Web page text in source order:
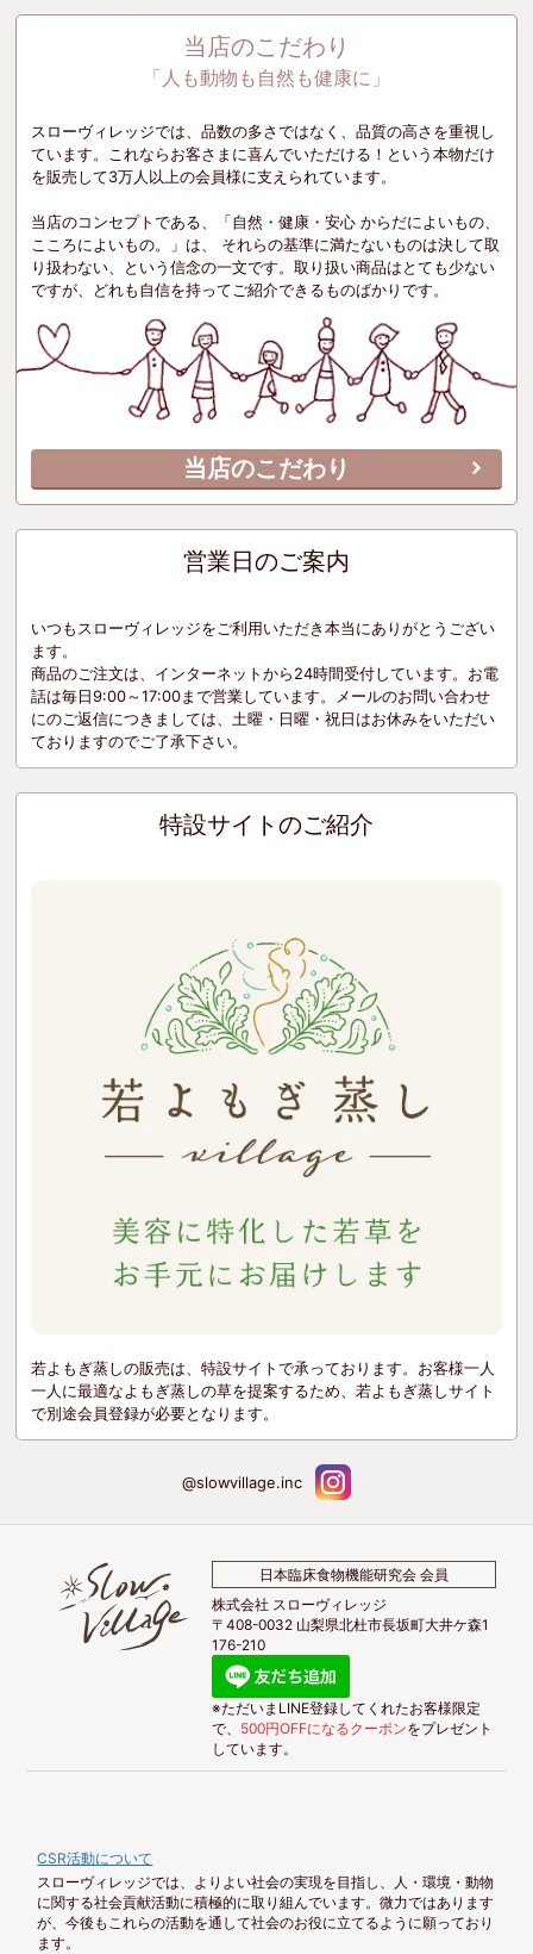
当店のこだわり
「人も動物も自然も健康に」
スローヴィレッジでは、品数の多さではなく、品質の高さを重視し
ています。これならお客さまに喜んでいただける！という本物だけ
を販売して3万人以上の会員様に支えられています。
当店のコンセプトである、「自然・健康・安心 からだによいもの、
こころによいもの。」は、 それらの基準に満たないものは決して取
り扱わない、という信念の一文です。取り扱い商品はとても少ない
ですが、どれも自信を持ってご紹介できるものばかりです。
当店のこだわり
営業日のご案内
いつもスローヴィレッジをご利用いただき本当にありがとうござい
ます。
商品のご注文は、インターネットから24時間受付しています。お電
話は毎日9:00～17:00まで営業しています。メールのお問い合わせ
にのご返信につきましては、土曜・日曜・祝日はお休みをいただい
ておりますのでご了承下さい。
特設サイトのご紹介
若よもぎ蒸しの販売は、特設サイトで承っております。お客様一人
一人に最適なよもぎ蒸しの草を提案するため、若よもぎ蒸しサイト
で別途会員登録が必要となります。
@slowvillage.inc
日本臨床食物機能研究会 会員
株式会社 スローヴィレッジ
〒408-0032 山梨県北杜市長坂町大井ケ森1
176-210
※ただいまLINE登録してくれたお客様限定
で、 500円OFFになるクーポンをプレゼント
しています。
CSR活動について
スローヴィレッジでは、よりよい社会の実現を目指し、人・環境・動物
に関する社会貢献活動に積極的に取り組んでいます。微力ではあります
が、今後もこれらの活動を通して社会のお役に立てるように願っており
ます。